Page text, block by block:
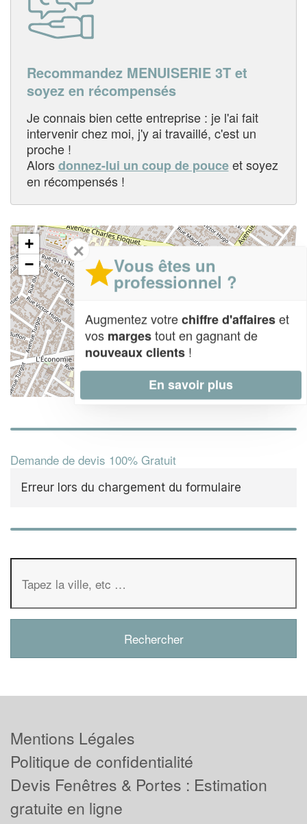
Recommandez MENUISERIE 3T et
soyez en récompensés
Je connais bien cette entreprise : je l'ai fait
intervenir chez moi, j'y ai travaillé, c'est un
proche !
Alorsdonnez-lui un coup de pouceet soyez
en récompensés !
+
−
| Map data ©OpenStreetMap contributors,
Demande de devis 100% Gratuit
Erreur lors du chargement du formulaire
✕
Vous êtes un
professionnel ?
Augmentez votrechiffre d'affaireset
vos margestout en gagnant de
nouveaux clients !
En savoir plus
Mentions Légales
Politique de confidentialité
Devis Fenêtres & Portes : Estimation
gratuite en ligne